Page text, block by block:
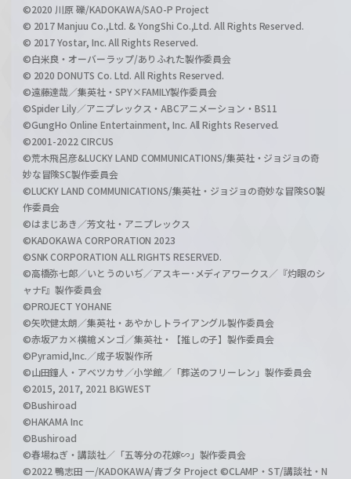
©2020 川原 礫/KADOKAWA/SAO-P Project
© 2017 Manjuu Co.,Ltd. & YongShi Co.,Ltd. All Rights Reserved.
© 2017 Yostar, Inc. All Rights Reserved.
©白米良・オーバーラップ/ありふれた製作委員会
© 2020 DONUTS Co. Ltd. All Rights Reserved.
©遠藤達哉／集英社・SPY×FAMILY製作委員会
©Spider Lily／アニプレックス・ABCアニメーション・BS11
©GungHo Online Entertainment, Inc. All Rights Reserved.
©2001-2022 CIRCUS
©荒木飛呂彦&LUCKY LAND COMMUNICATIONS/集英社・ジョジョの奇
妙な冒険SC製作委員会
©LUCKY LAND COMMUNICATIONS/集英社・ジョジョの奇妙な冒険SO製
作委員会
©はまじあき／芳文社・アニプレックス
©KADOKAWA CORPORATION 2023
©SNK CORPORATION ALL RIGHTS RESERVED.
©高橋弥七郎／いとうのいぢ／アスキー･メディアワークス／『灼眼のシ
ャナF』製作委員会
©PROJECT YOHANE
©矢吹健太朗／集英社・あやかしトライアングル製作委員会
©赤坂アカ×横槍メンゴ／集英社・【推しの子】製作委員会
©Pyramid,Inc.／成子坂製作所
©山田鐘人・アベツカサ／小学館／「葬送のフリーレン」製作委員会
©2015, 2017, 2021 BIGWEST
©Bushiroad
©HAKAMA Inc
©Bushiroad
©春場ねぎ・講談社／「五等分の花嫁∽」製作委員会
©2022 鴨志田 一/KADOKAWA/青ブタ Project ©CLAMP・ST/講談社・N